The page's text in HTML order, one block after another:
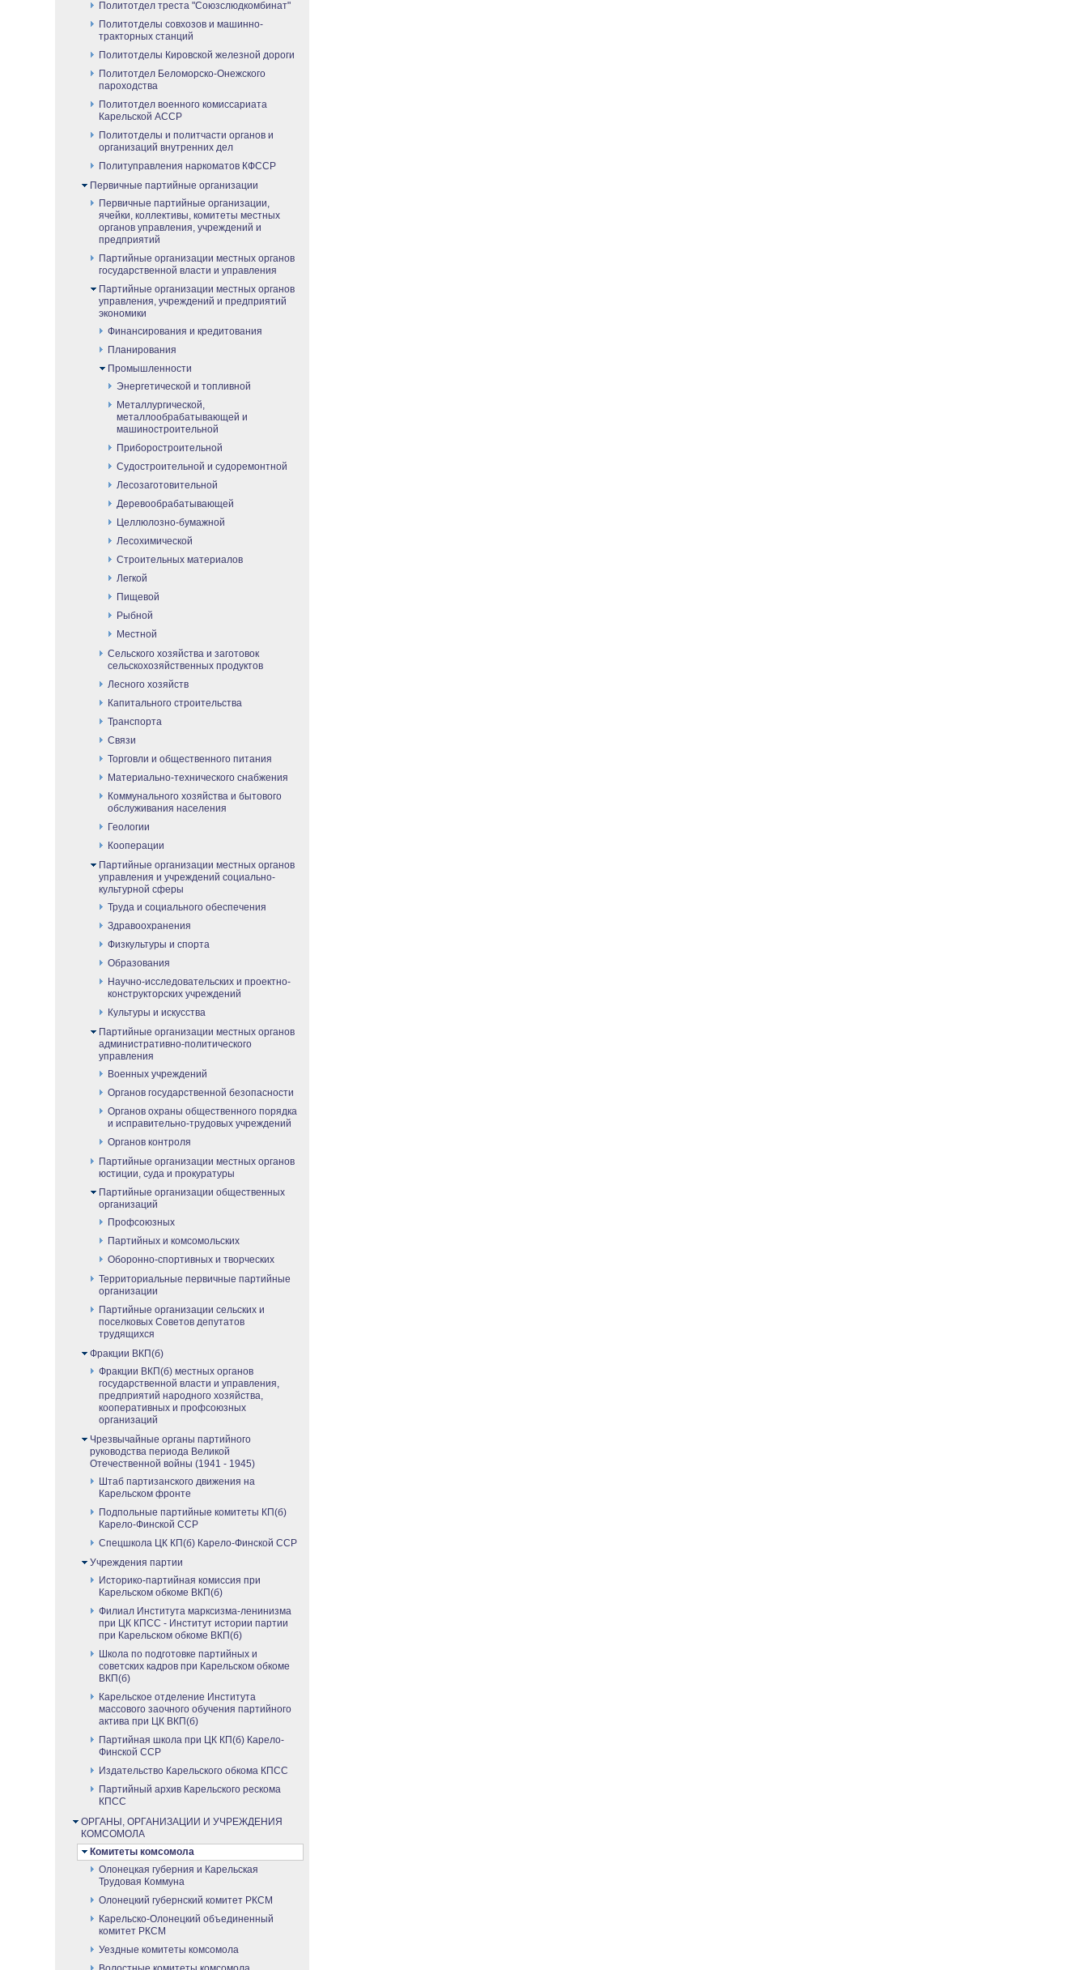
Политотдел треста "Союзслюдкомбинат"
Политотделы совхозов и машинно-
тракторных станций
Политотделы Кировской железной дороги
Политотдел Беломорско-Онежского
пароходства
Политотдел военного комиссариата
Карельской АССР
Политотделы и политчасти органов и
организаций внутренних дел
Политуправления наркоматов КФССР
Первичные партийные организации
Первичные партийные организации,
ячейки, коллективы, комитеты местных
органов управления, учреждений и
предприятий
Партийные организации местных органов
государственной власти и управления
Партийные организации местных органов
управления, учреждений и предприятий
экономики
Финансирования и кредитования
Планирования
Промышленности
Энергетической и топливной
Металлургической,
металлообрабатывающей и
машиностроительной
Приборостроительной
Судостроительной и судоремонтной
Лесозаготовительной
Деревообрабатывающей
Целлюлозно-бумажной
Лесохимической
Строительных материалов
Легкой
Пищевой
Рыбной
Местной
Сельского хозяйства и заготовок
сельскохозяйственных продуктов
Лесного хозяйств
Капитального строительства
Транспорта
Связи
Торговли и общественного питания
Материально-технического снабжения
Коммунального хозяйства и бытового
обслуживания населения
Геологии
Кооперации
Партийные организации местных органов
управления и учреждений социально-
культурной сферы
Труда и социального обеспечения
Здравоохранения
Физкультуры и спорта
Образования
Научно-исследовательских и проектно-
конструкторских учреждений
Культуры и искусства
Партийные организации местных органов
административно-политического
управления
Военных учреждений
Органов государственной безопасности
Органов охраны общественного порядка
и исправительно-трудовых учреждений
Органов контроля
Партийные организации местных органов
юстиции, суда и прокуратуры
Партийные организации общественных
организаций
Профсоюзных
Партийных и комсомольских
Оборонно-спортивных и творческих
Территориальные первичные партийные
организации
Партийные организации сельских и
поселковых Советов депутатов
трудящихся
Фракции ВКП(б)
Фракции ВКП(б) местных органов
государственной власти и управления,
предприятий народного хозяйства,
кооперативных и профсоюзных
организаций
Чрезвычайные органы партийного
руководства периода Великой
Отечественной войны (1941 - 1945)
Штаб партизанского движения на
Карельском фронте
Подпольные партийные комитеты КП(б)
Карело-Финской ССР
Спецшкола ЦК КП(б) Карело-Финской ССР
Учреждения партии
Историко-партийная комиссия при
Карельском обкоме ВКП(б)
Филиал Института марксизма-ленинизма
при ЦК КПСС - Институт истории партии
при Карельском обкоме ВКП(б)
Школа по подготовке партийных и
советских кадров при Карельском обкоме
ВКП(б)
Карельское отделение Института
массового заочного обучения партийного
актива при ЦК ВКП(б)
Партийная школа при ЦК КП(б) Карело-
Финской ССР
Издательство Карельского обкома КПСС
Партийный архив Карельского рескома
КПСС
ОРГАНЫ, ОРГАНИЗАЦИИ И УЧРЕЖДЕНИЯ
КОМСОМОЛА
Комитеты комсомола
Олонецкая губерния и Карельская
Трудовая Коммуна
Олонецкий губернский комитет РКСМ
Карельско-Олонецкий объединенный
комитет РКСМ
Уездные комитеты комсомола